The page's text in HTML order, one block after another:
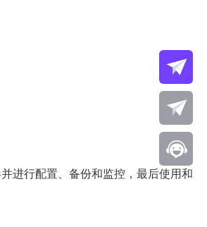
进行配置、备份和监控，最后使用和